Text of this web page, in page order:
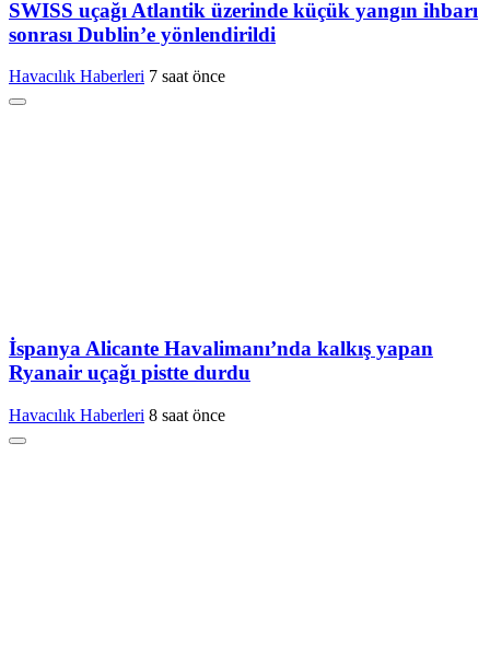
SWISS uçağı Atlantik üzerinde küçük yangın ihbarı
sonrası Dublin’e yönlendirildi
Havacılık Haberleri 7 saat önce
İspanya Alicante Havalimanı’nda kalkış yapan
Ryanair uçağı pistte durdu
Havacılık Haberleri 8 saat önce